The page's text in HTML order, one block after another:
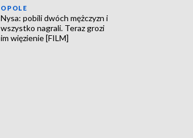
OPOLE
Nysa: pobili dwóch mężczyzn i
wszystko nagrali. Teraz grozi
im więzienie [FILM]